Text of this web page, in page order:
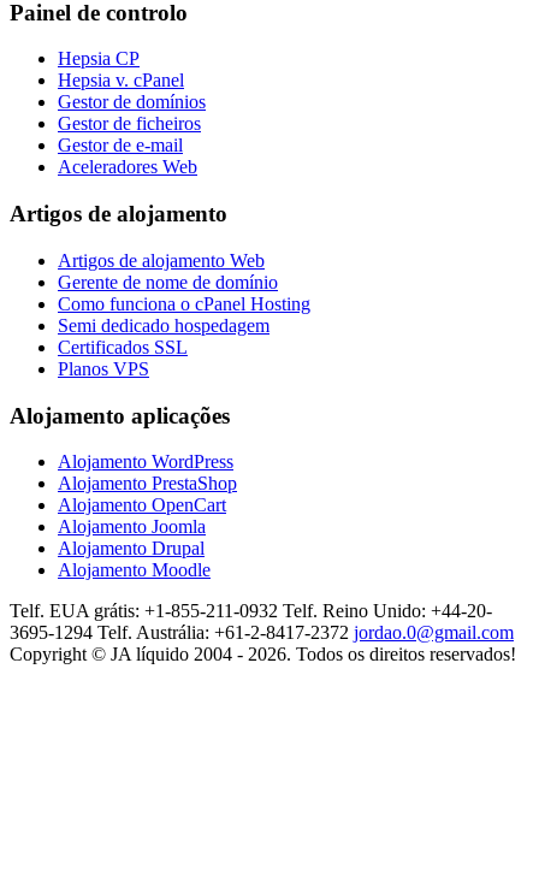
Painel de controlo
Hepsia CP
Hepsia v. cPanel
Gestor de domínios
Gestor de ficheiros
Gestor de e-mail
Aceleradores Web
Artigos de alojamento
Artigos de alojamento Web
Gerente de nome de domínio
Como funciona o cPanel Hosting
Semi dedicado hospedagem
Certificados SSL
Planos VPS
Alojamento aplicações
Alojamento WordPress
Alojamento PrestaShop
Alojamento OpenCart
Alojamento Joomla
Alojamento Drupal
Alojamento Moodle
Telf. EUA grátis: +1-855-211-0932 Telf. Reino Unido: +44-20-
3695-1294 Telf. Austrália: +61-2-8417-2372 jordao.0@gmail.com
Copyright © JA líquido 2004 - 2026. Todos os direitos reservados!